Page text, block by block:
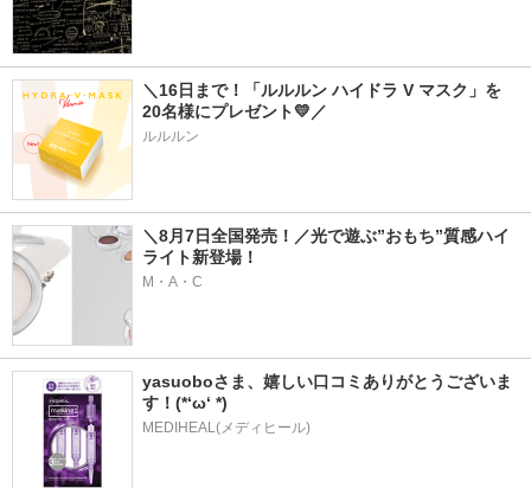
＼16日まで！「ルルルン ハイドラ V マスク」を
20名様にプレゼント💛／
ルルルン
＼8月7日全国発売！／光で遊ぶ”おもち”質感ハイ
ライト新登場！
M・A・C
yasuoboさま、嬉しい口コミありがとうございま
す！(*‘ω‘ *)
MEDIHEAL(メディヒール)